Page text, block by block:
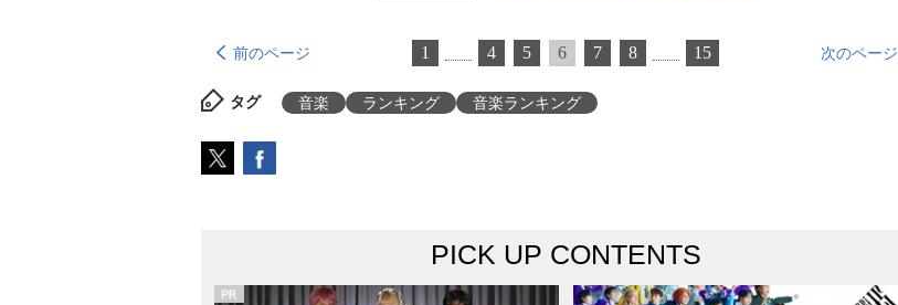
前のページ 1 4 5 6 7 8 15 次のページ
タグ 音楽 ランキング 音楽ランキング
PICK UP CONTENTS